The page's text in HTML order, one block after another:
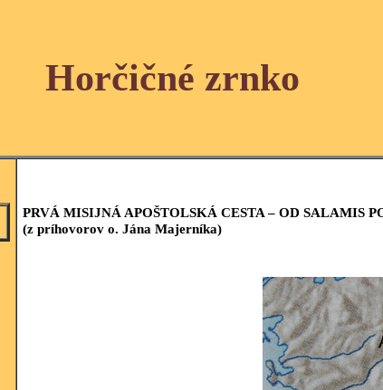
Horčičné zrnko
PRVÁ MISIJNÁ APOŠTOLSKÁ CESTA – OD SALAMIS
(z príhovorov o. Jána Majerníka)